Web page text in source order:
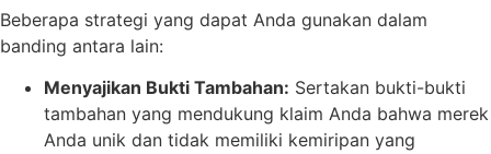
Beberapa strategi yang dapat Anda gunakan dalam
banding antara lain:
Menyajikan Bukti Tambahan: Sertakan bukti-bukti
tambahan yang mendukung klaim Anda bahwa merek
Anda unik dan tidak memiliki kemiripan yang